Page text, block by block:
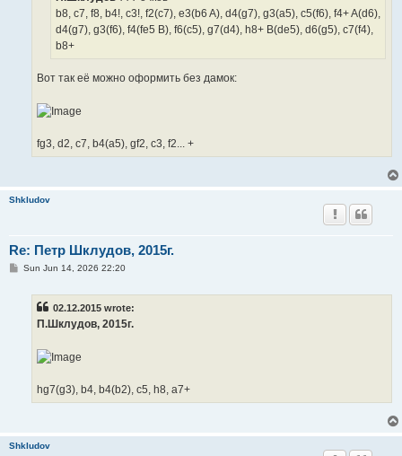
b8, c7, f8, b4!, c3!, f2(c7), e3(b6 A), d4(g7), g3(a5), c5(f6), f4+ A(d6),
d4(g7), g3(f6), f4(fe5 B), f6(c5), g7(d4), h8+ B(de5), d6(g5), c7(f4),
b8+
Вот так её можно оформить без дамок:
fg3, d2, c7, b4(a5), gf2, c3, f2... +
Shkludov
Re: Петр Шклудов, 2015г.
PSun Jun 14, 2026 22:20
02.12.2015 wrote:
П.Шклудов, 2015г.
hg7(g3), b4, b4(b2), c5, h8, a7+
Shkludov